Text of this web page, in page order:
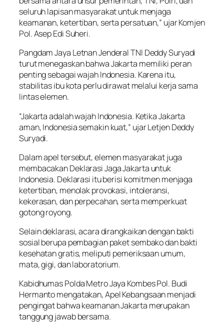
seluruh lapisan masyarakat untuk menjaga
keamanan, ketertiban, serta persatuan,” ujar Komjen
Pol. Asep Edi Suheri.
Pangdam Jaya Letnan Jenderal TNI Deddy Suryadi
turut menegaskan bahwa Jakarta memiliki peran
penting sebagai wajah Indonesia. Karena itu,
stabilitas ibu kota perlu dirawat melalui kerja sama
lintas elemen.
“Jakarta adalah wajah Indonesia. Ketika Jakarta
aman, Indonesia semakin kuat,” ujar Letjen Deddy
Suryadi.
Dalam apel tersebut, elemen masyarakat juga
membacakan Deklarasi Jaga Jakarta untuk
Indonesia. Deklarasi itu berisi komitmen menjaga
ketertiban, menolak provokasi, intoleransi,
kekerasan, dan perpecahan, serta memperkuat
gotong royong.
Selain deklarasi, acara dirangkaikan dengan bakti
sosial berupa pembagian paket sembako dan bakti
kesehatan gratis, meliputi pemeriksaan umum,
mata, gigi, dan laboratorium.
Kabidhumas Polda Metro Jaya Kombes Pol. Budi
Hermanto mengatakan, Apel Kebangsaan menjadi
pengingat bahwa keamanan Jakarta merupakan
tanggung jawab bersama.